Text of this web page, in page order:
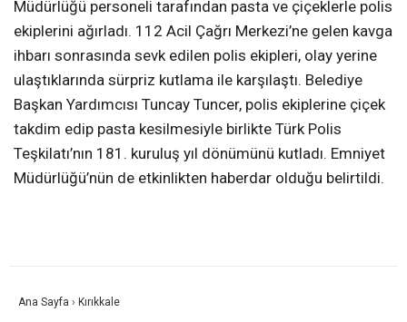
Müdürlüğü personeli tarafından pasta ve çiçeklerle polis
ekiplerini ağırladı. 112 Acil Çağrı Merkezi’ne gelen kavga
ihbarı sonrasında sevk edilen polis ekipleri, olay yerine
ulaştıklarında sürpriz kutlama ile karşılaştı. Belediye
Başkan Yardımcısı Tuncay Tuncer, polis ekiplerine çiçek
takdim edip pasta kesilmesiyle birlikte Türk Polis
Teşkilatı’nın 181. kuruluş yıl dönümünü kutladı. Emniyet
Müdürlüğü’nün de etkinlikten haberdar olduğu belirtildi.
Ana Sayfa › Kırıkkale